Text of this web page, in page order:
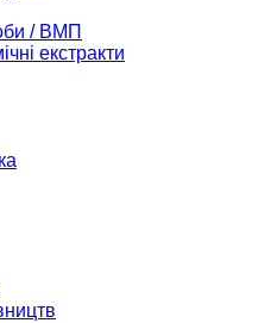
/ ВМП
екстракти